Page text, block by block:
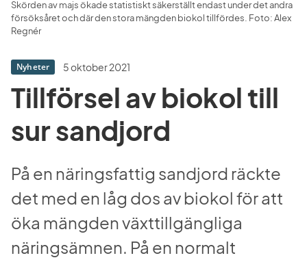
Skörden av majs ökade statistiskt säkerställt endast under det andra
försöksåret och där den stora mängden biokol tillfördes. Foto: Alex
Regnér
Nyheter 5 oktober 2021
Tillförsel av biokol till
sur sandjord
På en näringsfattig sandjord räckte
det med en låg dos av biokol för att
öka mängden växttillgängliga
näringsämnen. På en normalt